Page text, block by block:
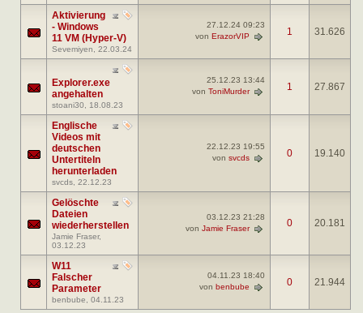
Aktivierung
- Windows
11 VM (Hyper-V)
Sevemiyen , 22.03.24
27.12.24 09:23
von ErazorVIP 1 31.626
Explorer.exe
angehalten
stoani30 , 18.08.23
25.12.23 13:44
von ToniMurder 1 27.867
Englische
Videos mit
deutschen
Untertiteln
herunterladen
svcds , 22.12.23
22.12.23 19:55
von svcds 0 19.140
Gelöschte
Dateien
wiederherstellen
Jamie Fraser,
03.12.23
03.12.23 21:28
von Jamie Fraser 0 20.181
W11
Falscher
Parameter
benbube , 04.11.23
04.11.23 18:40
von benbube 0 21.944